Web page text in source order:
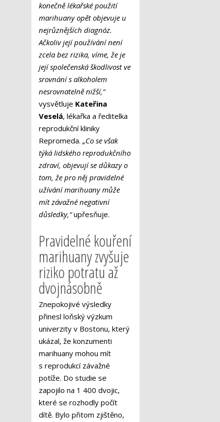
konečně lékařské použití
marihuany opět objevuje u
nejrůznějších diagnóz.
Ačkoliv její používání není
zcela bez rizika, víme, že je
její společenská škodlivost ve
srovnání s alkoholem
nesrovnatelně nižší,“
vysvětluje Kateřina
Veselá, lékařka a ředitelka
reprodukční kliniky
Repromeda. „Co se však
týká lidského reprodukčního
zdraví, objevují se důkazy o
tom, že pro něj pravidelné
užívání marihuany může
mít závažné negativní
důsledky,“upřesňuje.
Pravidelné kouření
marihuany zvyšuje
riziko potratu až
dvojnásobně
Znepokojivé výsledky
přinesl loňský výzkum
univerzity v Bostonu, který
ukázal, že konzumenti
marihuany mohou mít
s reprodukcí závažné
potíže. Do studie se
zapojilo na 1 400 dvojic,
které se rozhodly počít
dítě. Bylo přitom zjištěno,